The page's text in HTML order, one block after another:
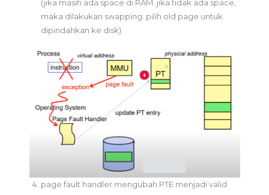
(jika masih ada space di RAM. jika tidak ada space,
maka dilakukan swapping: pilih old page untuk
dipindahkan ke disk).
page fault handler mengubah PTE menjadi valid